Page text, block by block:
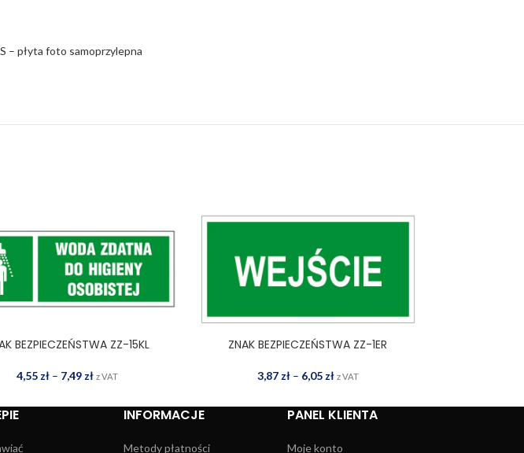
– płyta foto samoprzylepna
OPCJE
BEZPIECZEŃSTWA ZZ-15KL
4,55 zł – 7,49 zł z VAT
WYBIERZ OPCJE
ZNAK BEZPIECZEŃSTWA ZZ-1ER
3,87 zł – 6,05 zł z VAT
INFORMACJE
Metody płatności
PANEL KLIENTA
Moje konto